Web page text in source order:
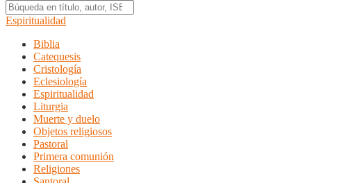
Espiritualidad
Biblia
Catequesis
Cristología
Eclesiología
Espiritualidad
Liturgia
Muerte y duelo
Objetos religiosos
Pastoral
Primera comunión
Religiones